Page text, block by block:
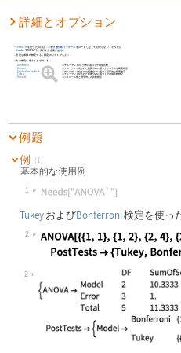
詳細とオプション
PostTests を使うためには，まず 分散分析パッケージ をロードしなくてはならない．それには
Needs [ "ANOVA`"]を実行する必要がある．
設定は単独の検定でも，検定のリストでもよい．
次の検定を使うことができる：
Bonferroni スチューデントのt分布に基づく平均値比較
Duncan
スチューデント化された範囲分布に基づくリベラルな範囲検定
StudentNewmanKeuls
スチューデント化された範囲分布に基づく保守的な範囲検定
Tukey
スチューデント化された範囲分布に基づく平均値比較検定
Dunnett
コントロール群と群平均との比較検定
例題
例 (1)
基本的な使用例
1
Wolfram Language code:
Tukey およびBonferroni検定を使っ
2
Wolfram Language code:
2